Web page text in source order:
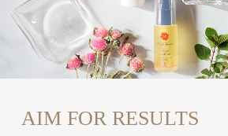
AIM FOR RESULTS